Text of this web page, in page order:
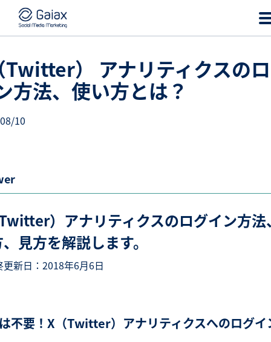
Twitter） アナリティクスの
方法、使い方とは？
10
）アナリティクスのログイン方法
見方を解説します。
新日：2018年6月6日
不要！X（Twitter）アナリティクスへのログイ